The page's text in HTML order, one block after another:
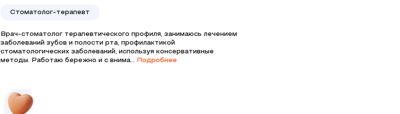
Стоматолог-терапевт
Врач-стоматолог терапевтического профиля, занимаюсь лечением
заболеваний зубов и полости рта, профилактикой
стоматологических заболеваний, используя консервативные
методы. Работаю бережно и с внима...
Подробнее